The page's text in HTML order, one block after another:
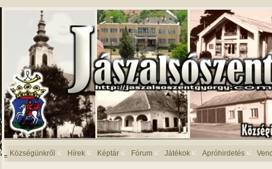
Községünkről Hírek Képtár Fórum Játékok Apróhirdetés